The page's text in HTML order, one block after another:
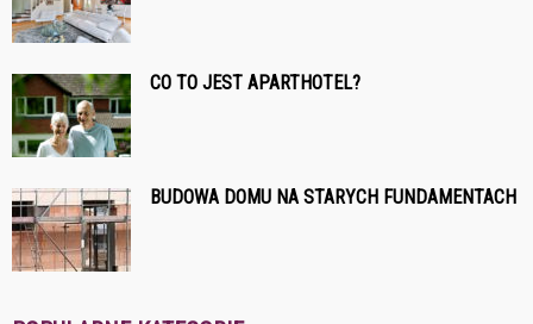
CO TO JEST APARTHOTEL?
BUDOWA DOMU NA STARYCH FUNDAMENTACH